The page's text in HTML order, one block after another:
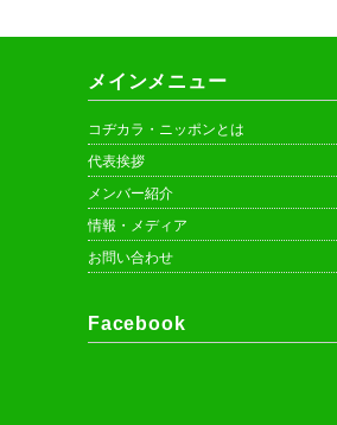
メインメニュー
コヂカラ・ニッポンとは
代表挨拶
メンバー紹介
情報・メディア
お問い合わせ
Facebook